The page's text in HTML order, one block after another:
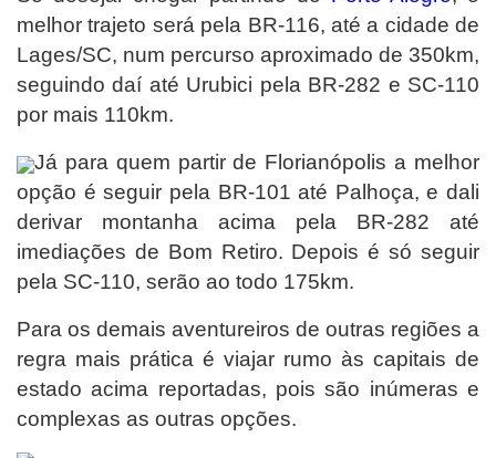
melhor trajeto será pela BR-116, até a cidade de
Lages/SC, num percurso aproximado de 350km,
seguindo daí até Urubici pela BR-282 e SC-110
por mais 110km.
Já para quem partir de Florianópolis a melhor
opção é seguir pela BR-101 até Palhoça, e dali
derivar montanha acima pela BR-282 até
imediações de Bom Retiro. Depois é só seguir
pela SC-110, serão ao todo 175km.
Para os demais aventureiros de outras regiões a
regra mais prática é viajar rumo às capitais de
estado acima reportadas, pois são inúmeras e
complexas as outras opções.